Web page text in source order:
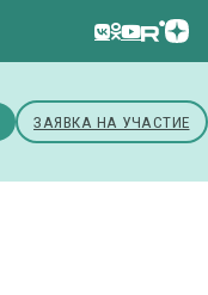
ЗАЯВКА НА УЧАСТИЕ